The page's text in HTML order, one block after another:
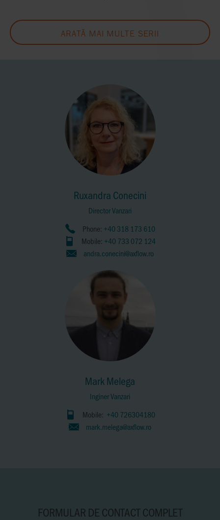
ARATĂ MAI MULTE SERII
Ruxandra Conecini
Director Vanzari
Phone: +40 318 173 610
Mobile: +40 733 072 124
andra.conecini@axflow.ro
Mark Melega
Inginer Vanzari
Mobile: +40 726304180
mark.melega@axflow.ro
FORMULAR DE CONTACT COMPLET